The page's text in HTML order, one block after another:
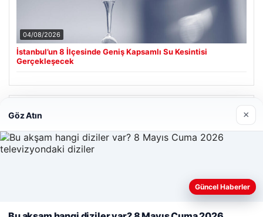
04/08/2026
İstanbul’un 8 İlçesinde Geniş Kapsamlı Su Kesintisi
Gerçekleşecek
Cengiz Sigorta
23/06/2026
Web sitemizi nasıl kullandığınızı daha iyi anlayabilmek,
kullanıyoruz.
Çerez Politikamız
Göz Atın ×
Güncel Haberler